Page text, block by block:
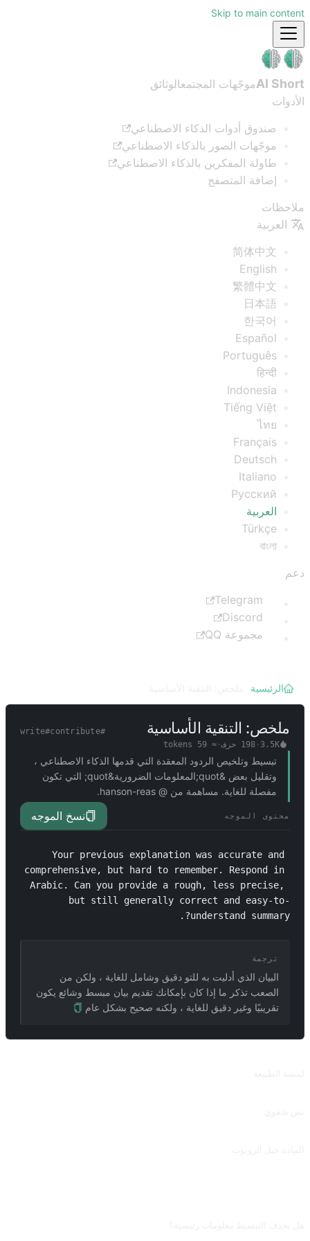
Skip to main content
AI Shortموجّهات المجتمعالوثائق
الأدوات
صندوق أدوات الذكاء الاصطناعي
موجّهات الصور بالذكاء الاصطناعي
طاولة المفكرين بالذكاء الاصطناعي
إضافة المتصفح
ملاحظات
العربية
简体中文
English
繁體中文
日本語
한국어
Español
Português
हिन्दी
Indonesia
Tiếng Việt
ไทย
Français
Deutsch
Italiano
Русский
العربية
Türkçe
বাংলা
دعم
Telegram
Discord
مجموعة QQ
الرئيسية
ملخص: التنقية الأساسية #
contribute
#
write
3.5K
·
198 حرف·
≈
59
tokens
تبسيط وتلخيص الردود المعقدة التي قدمها الذكاء الاصطناعي ،
وتقليل بعض &quot;المعلومات الضرورية&quot; التي تكون
مفصلة للغاية. مساهمة من @ hanson-reas.
محتوى الموجه نسخ الموجه
Your previous explanation was accurate and
comprehensive, but hard to remember. Respond in
Arabic. Can you provide a rough, less precise,
but still generally correct and easy-to-
understand summary?.
ترجمة
البيان الذي أدليت به للتو دقيق وشامل للغاية ، ولكن من
الصعب تذكر ما إذا كان بإمكانك تقديم بيان مبسط وشائع يكون
تقريبيًا وغير دقيق للغاية ، ولكنه صحيح بشكل عام